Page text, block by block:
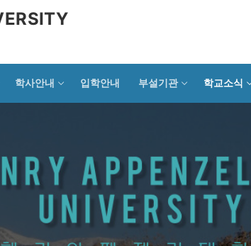
학사안내 입학안내 부설기관 학교소식